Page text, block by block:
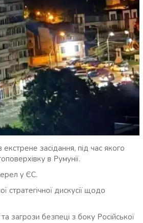
засідання, під час якого
в Румунії.
у ЄС.
дискусії щодо
загрози безпеці з боку Російської